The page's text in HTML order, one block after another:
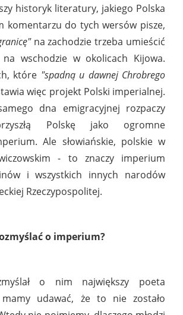
historyk literatury, jakiego Polska
komentarzu do tych wersów pisze,
na zachodzie trzeba umieścić
wschodzie w okolicach Kijowa.
które "spadną u dawnej Chrobrego
więc projekt Polski imperialnej.
dna emigracyjnej rozpaczy
Polskę jako ogromne
Ale słowiańskie, polskie w
- to znaczy imperium
i wszystkich innych narodów
Rzeczypospolitej.
o imperium?
o nim największy poeta
mamy udawać, że to nie zostało